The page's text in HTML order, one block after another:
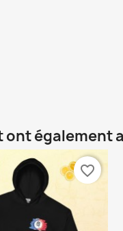
également
favorite_border